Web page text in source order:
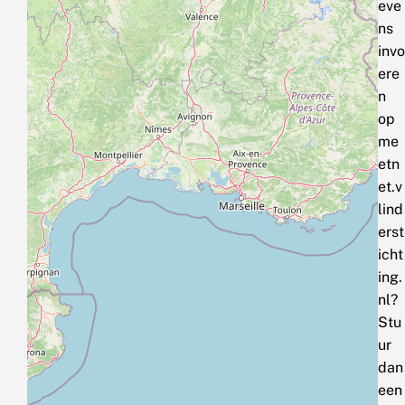
eve
ns
invo
ere
n
op
me
etn
et.v
lind
erst
icht
ing.
nl?
Stu
ur
dan
een